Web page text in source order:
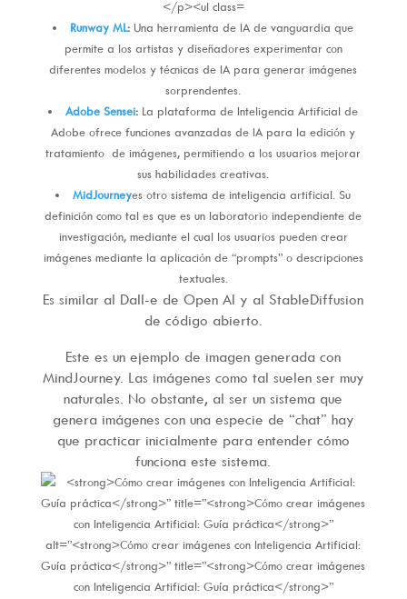
Runway ML: Una herramienta de IA de vanguardia que
permite a los artistas y diseñadores experimentar con
diferentes modelos y técnicas de IA para generar imágenes
sorprendentes.
Adobe Sensei: La plataforma de Inteligencia Artificial de
Adobe ofrece funciones avanzadas de IA para la edición y
tratamiento de imágenes, permitiendo a los usuarios mejorar
sus habilidades creativas.
MidJourneyes otro sistema de inteligencia artificial. Su
definición como tal es que es un laboratorio independiente de
investigación, mediante el cual los usuarios pueden crear
imágenes mediante la aplicación de “prompts” o descripciones
textuales.
Es similar al Dall-e de Open AI y al StableDiffusion
de código abierto.​​
Este es un ejemplo de imagen generada con
MindJourney. Las imágenes como tal suelen ser muy
naturales. No obstante, al ser un sistema que
genera imágenes con una especie de “chat” hay
que practicar inicialmente para entender cómo
funciona este sistema.